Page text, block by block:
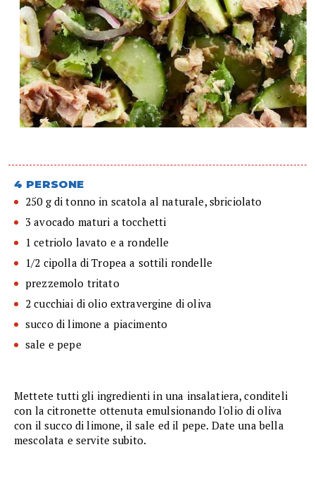
4 PERSONE
250 g di tonno in scatola al naturale, sbriciolato
3 avocado maturi a tocchetti
1 cetriolo lavato e a rondelle
1/2 cipolla di Tropea a sottili rondelle
prezzemolo tritato
2 cucchiai di olio extravergine di oliva
succo di limone a piacimento
sale e pepe
Mettete tutti gli ingredienti in una insalatiera, conditeli
con la citronette ottenuta emulsionando l'olio di oliva
con il succo di limone, il sale ed il pepe. Date una bella
mescolata e servite subito.